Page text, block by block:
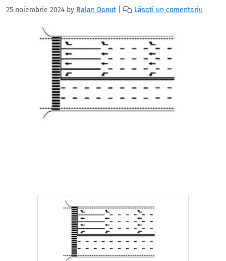
25 noiembrie 2024 by Balan Danut Lăsați un comentariu